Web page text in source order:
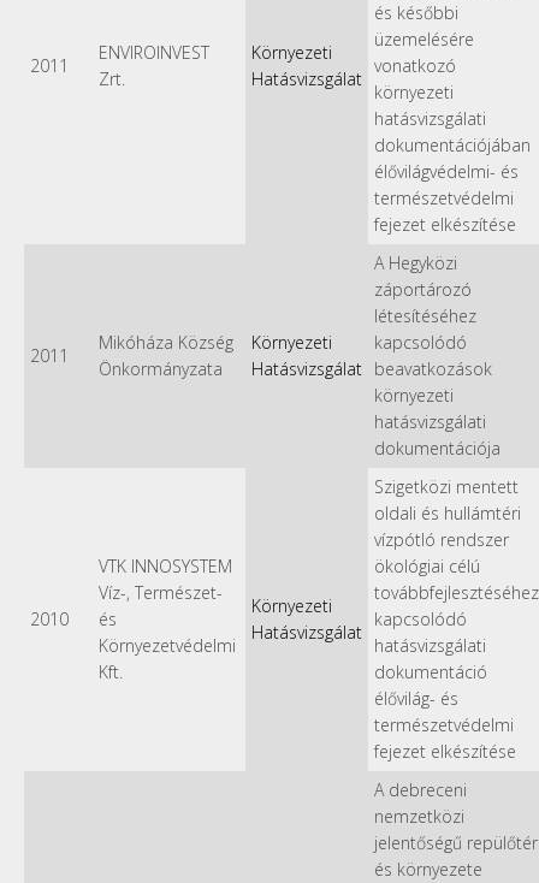
2011
ENVIROINVEST
Zrt.
Környezeti
Hatásvizsgálat
és későbbi
üzemelésére
vonatkozó
környezeti
hatásvizsgálati
dokumentációjában
élővilágvédelmi- és
természetvédelmi
fejezet elkészítése
2011
Mikóháza Község
Önkormányzata
Környezeti
Hatásvizsgálat
A Hegyközi
záportározó
létesítéséhez
kapcsolódó
beavatkozások
környezeti
hatásvizsgálati
dokumentációja
2010
VTK INNOSYSTEM
Víz-, Természet-
és
Környezetvédelmi
Kft.
Környezeti
Hatásvizsgálat
Szigetközi mentett
oldali és hullámtéri
vízpótló rendszer
ökológiai célú
továbbfejlesztéséhez
kapcsolódó
hatásvizsgálati
dokumentáció
élővilág- és
természetvédelmi
fejezet elkészítése
A debreceni
nemzetközi
jelentőségű repülőtér
és környezete